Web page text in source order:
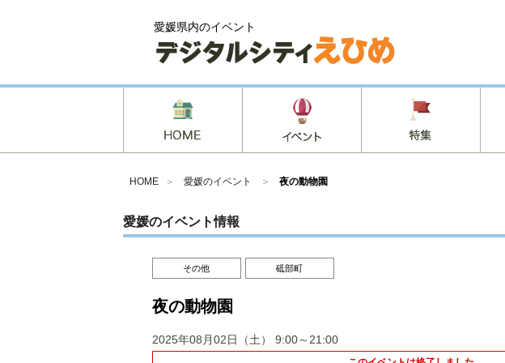
愛媛県内のイベント
HOME ＞ 愛媛のイベント ＞ 夜の動物園
愛媛のイベント情報
その他 砥部町
夜の動物園
2025年08月02日（土） 9:00～21:00